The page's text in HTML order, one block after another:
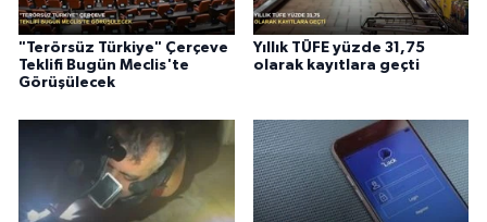
"Terörsüz Türkiye" Çerçeve
Teklifi Bugün Meclis'te
Görüşülecek
Yıllık TÜFE yüzde 31,75
olarak kayıtlara geçti